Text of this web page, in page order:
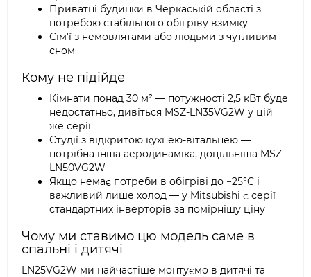
Приватні будинки в Черкаській області з
потребою стабільного обігріву взимку
Сім'ї з немовлятами або людьми з чутливим
сном
Кому не підійде
Кімнати понад 30 м² — потужності 2,5 кВт буде
недостатньо, дивіться MSZ-LN35VG2W у цій
же серії
Студії з відкритою кухнею-вітальнею —
потрібна інша аеродинаміка, доцільніша MSZ-
LN50VG2W
Якщо немає потреби в обігріві до −25°C і
важливий лише холод — у Mitsubishi є серії
стандартних інверторів за помірнішу ціну
Чому ми ставимо цю модель саме в
спальні і дитячі
LN25VG2W ми найчастіше монтуємо в дитячі та